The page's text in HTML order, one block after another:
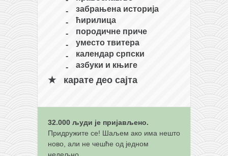
забрањена историја
ћирилица
породичне приче
уместо твитера
календар српски
азбуки и књиге
карате део сајта
32.000 људи је пријављено.
Придружите се! Шаљем ако има нешто
ново, али не чешће од једном
недељно.